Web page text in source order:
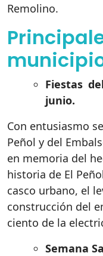
Remolino.
Fiestas
junio.
Con entusiasmo
Peñol y del
en memoria del
historia de El
casco urbano, el
construcción del
ciento de la
Semana